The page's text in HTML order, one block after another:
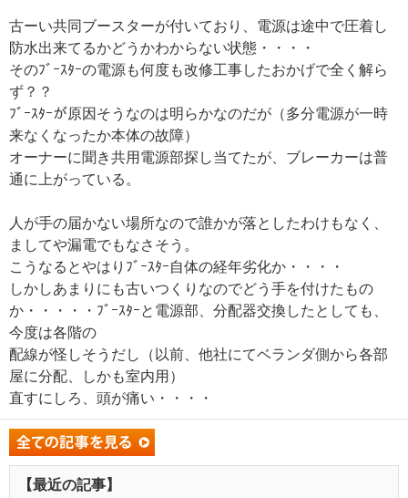
古ーい共同ブースターが付いており、電源は途中で圧着し
防水出来てるかどうかわからない状態・・・・
そのﾌﾞｰｽﾀｰの電源も何度も改修工事したおかげで全く解ら
ず？？
ﾌﾞｰｽﾀｰが原因そうなのは明らかなのだが（多分電源が一時
来なくなったか本体の故障）
オーナーに聞き共用電源部探し当てたが、ブレーカーは普
通に上がっている。
人が手の届かない場所なので誰かが落としたわけもなく、
ましてや漏電でもなさそう。
こうなるとやはりﾌﾞｰｽﾀｰ自体の経年劣化か・・・・
しかしあまりにも古いつくりなのでどう手を付けたもの
か・・・・・ﾌﾞｰｽﾀｰと電源部、分配器交換したとしても、
今度は各階の
配線が怪しそうだし（以前、他社にてベランダ側から各部
屋に分配、しかも室内用）
直すにしろ、頭が痛い・・・・
【最近の記事】